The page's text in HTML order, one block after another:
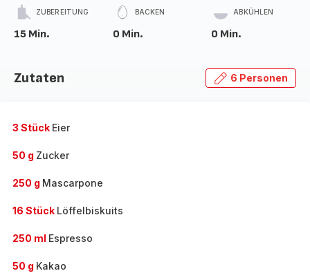
ZUBEREITUNG
15 Min.
BACKEN
0 Min.
ABKÜHLEN
0 Min.
Zutaten 6 Personen
3 Stück Eier
50 g Zucker
250 g Mascarpone
16 Stück Löffelbiskuits
250 ml Espresso
50 g Kakao